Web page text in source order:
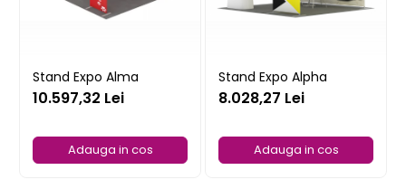
Stand Expo Alma
10.597,32 Lei
Adauga in cos
Stand Expo Alpha
8.028,27 Lei
Adauga in cos